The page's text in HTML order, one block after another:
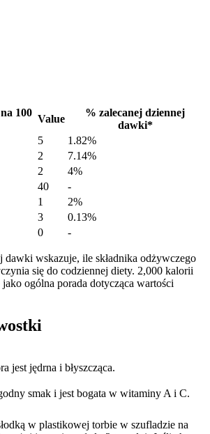
100
Value
% zalecanej dziennej
dawki*
5
1.82%
2
7.14%
2
4%
40
-
1
2%
3
0.13%
0 -
dawki wskazuje, ile składnika odżywczego
się do codziennej diety. 2,000 kalorii
ogólna porada dotycząca wartości
jest jędrna i błyszcząca.
smak i jest bogata w witaminy A i C.
w plastikowej torbie w szufladzie na